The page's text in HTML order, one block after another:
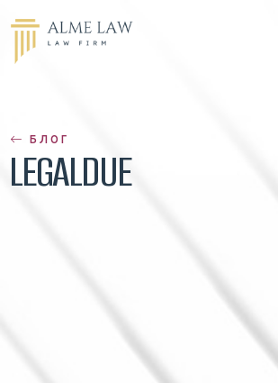
БЛОГ
LEGALDUE